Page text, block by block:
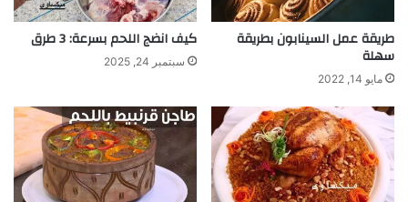
طريقة عمل السينابون بطريقة
سهلة
مايو 14, 2022
كيف انضج اللحم بسرعة: 3 طرق
سبتمبر 24, 2025